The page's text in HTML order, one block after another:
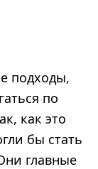
подходы,
по
как это
бы стать
главные